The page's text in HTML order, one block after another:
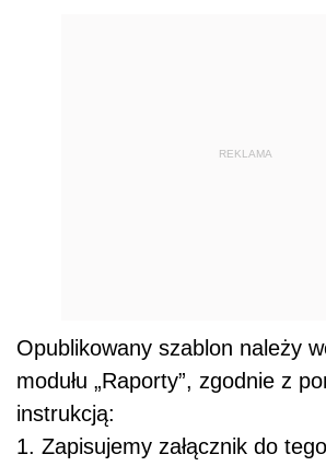
REKLAMA
Opublikowany szablon należy
modułu „Raporty”, zgodnie z
instrukcją:
1. Zapisujemy załącznik do